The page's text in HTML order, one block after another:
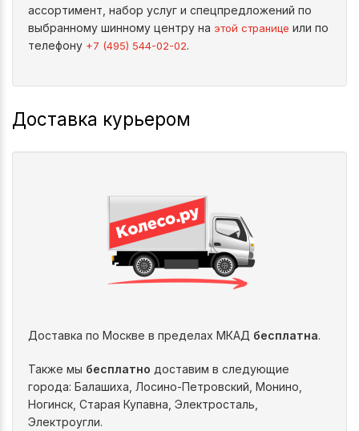
ассортимент, набор услуг и спецпредложений по
выбранному шинному центру на этой странице или по
телефону +7 (495) 544-02-02.
Доставка курьером
Доставка по Москве в пределах МКАД бесплатна.
Также мы бесплатно доставим в следующие
города: Балашиха, Лосино-Петровский, Монино,
Ногинск, Старая Купавна, Электросталь,
Электроугли.